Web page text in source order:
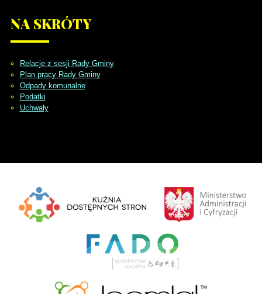
NA SKRÓTY
Relacje z sesji Rady Gminy
Plan pracy Rady Gminy
Odpady komunalne
Podatki
Uchwały